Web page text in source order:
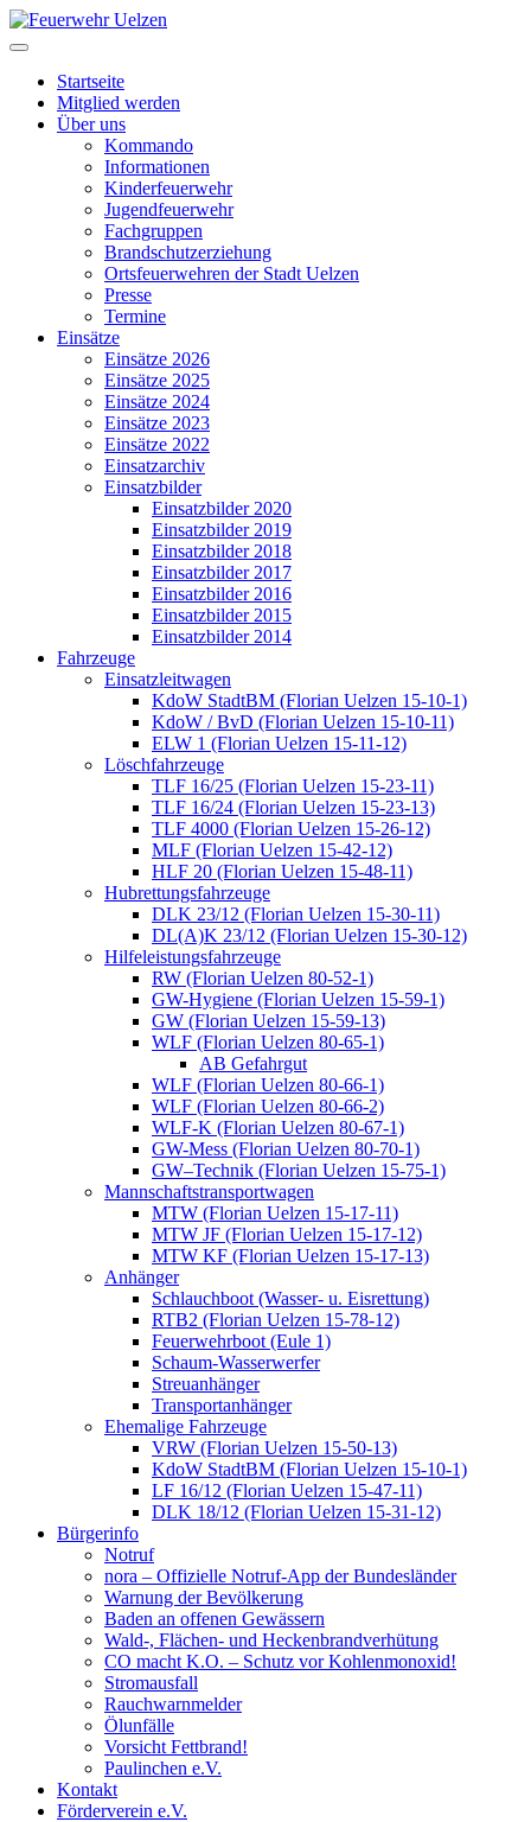
Startseite
Mitglied werden
Über uns
Kommando
Informationen
Kinderfeuerwehr
Jugendfeuerwehr
Fachgruppen
Brandschutzerziehung
Ortsfeuerwehren der Stadt Uelzen
Presse
Termine
Einsätze
Einsätze 2026
Einsätze 2025
Einsätze 2024
Einsätze 2023
Einsätze 2022
Einsatzarchiv
Einsatzbilder
Einsatzbilder 2020
Einsatzbilder 2019
Einsatzbilder 2018
Einsatzbilder 2017
Einsatzbilder 2016
Einsatzbilder 2015
Einsatzbilder 2014
Fahrzeuge
Einsatzleitwagen
KdoW StadtBM (Florian Uelzen 15-10-1)
KdoW / BvD (Florian Uelzen 15-10-11)
ELW 1 (Florian Uelzen 15-11-12)
Löschfahrzeuge
TLF 16/25 (Florian Uelzen 15-23-11)
TLF 16/24 (Florian Uelzen 15-23-13)
TLF 4000 (Florian Uelzen 15-26-12)
MLF (Florian Uelzen 15-42-12)
HLF 20 (Florian Uelzen 15-48-11)
Hubrettungsfahrzeuge
DLK 23/12 (Florian Uelzen 15-30-11)
DL(A)K 23/12 (Florian Uelzen 15-30-12)
Hilfeleistungsfahrzeuge
RW (Florian Uelzen 80-52-1)
GW-Hygiene (Florian Uelzen 15-59-1)
GW (Florian Uelzen 15-59-13)
WLF (Florian Uelzen 80-65-1)
AB Gefahrgut
WLF (Florian Uelzen 80-66-1)
WLF (Florian Uelzen 80-66-2)
WLF-K (Florian Uelzen 80-67-1)
GW-Mess (Florian Uelzen 80-70-1)
GW–Technik (Florian Uelzen 15-75-1)
Mannschaftstransportwagen
MTW (Florian Uelzen 15-17-11)
MTW JF (Florian Uelzen 15-17-12)
MTW KF (Florian Uelzen 15-17-13)
Anhänger
Schlauchboot (Wasser- u. Eisrettung)
RTB2 (Florian Uelzen 15-78-12)
Feuerwehrboot (Eule 1)
Schaum-Wasserwerfer
Streuanhänger
Transportanhänger
Ehemalige Fahrzeuge
VRW (Florian Uelzen 15-50-13)
KdoW StadtBM (Florian Uelzen 15-10-1)
LF 16/12 (Florian Uelzen 15-47-11)
DLK 18/12 (Florian Uelzen 15-31-12)
Bürgerinfo
Notruf
nora – Offizielle Notruf-App der Bundesländer
Warnung der Bevölkerung
Baden an offenen Gewässern
Wald-, Flächen- und Heckenbrandverhütung
CO macht K.O. – Schutz vor Kohlenmonoxid!
Stromausfall
Rauchwarnmelder
Ölunfälle
Vorsicht Fettbrand!
Paulinchen e.V.
Kontakt
Förderverein e.V.